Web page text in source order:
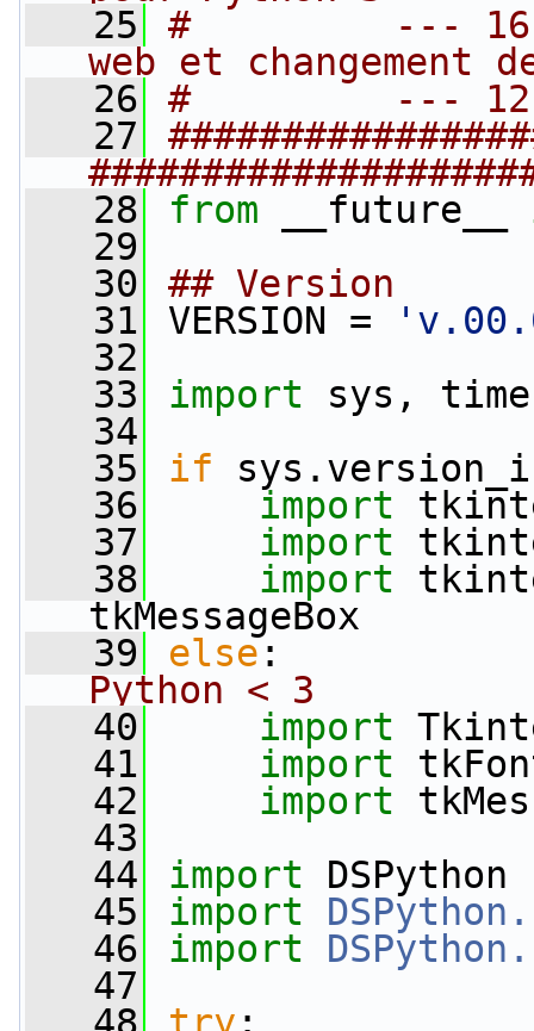
   25
#         --- 16
web et changement
   26
#         --- 12
   27
   28
from __future__
   29
   30
## Version
   31
VERSION =
   32
   33
import sys, time
   34
   35
if
   36
import
   37
import
   38
import
tkMessageBox
   39
else
Python < 3
   40
import
   41
import
   42
import
   43
   44
import DSPython
   45
import
   46
import
   47